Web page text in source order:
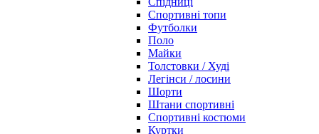
Спортивні топи
Футболки
Поло
Майки
Толстовки / Худі
Легінси / лосини
Шорти
Штани спортивні
Спортивні костюми
Куртки